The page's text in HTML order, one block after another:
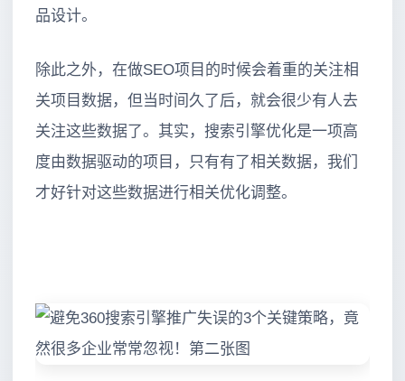
品设计。
除此之外，在做SEO项目的时候会着重的关注相
关项目数据，但当时间久了后，就会很少有人去
关注这些数据了。其实，搜索引擎优化是一项高
度由数据驱动的项目，只有有了相关数据，我们
才好针对这些数据进行相关优化调整。